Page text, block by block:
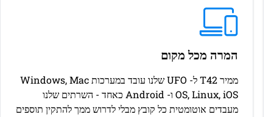
המרה מכל מקום
ממיר T42 ל- UFO שלנו עובד במערכות Windows, Mac
OS, Linux, iOS ו- Android כאחד - השרתים שלנו
מעבדים אוטומטית כל קובץ מבלי לדרוש ממך להתקין תוספים